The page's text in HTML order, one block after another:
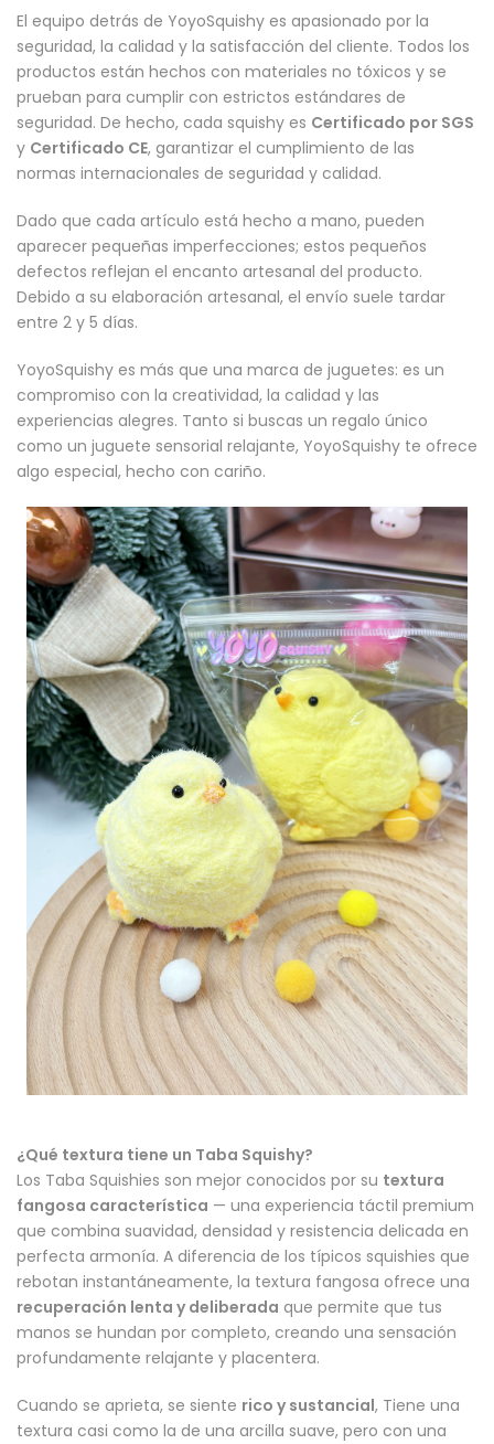
El equipo detrás de YoyoSquishy es apasionado por la
seguridad, la calidad y la satisfacción del cliente. Todos los
productos están hechos con materiales no tóxicos y se
prueban para cumplir con estrictos estándares de
seguridad. De hecho, cada squishy es Certificado por SGS
y Certificado CE, garantizar el cumplimiento de las
normas internacionales de seguridad y calidad.
Dado que cada artículo está hecho a mano, pueden
aparecer pequeñas imperfecciones; estos pequeños
defectos reflejan el encanto artesanal del producto.
Debido a su elaboración artesanal, el envío suele tardar
entre 2 y 5 días.
YoyoSquishy es más que una marca de juguetes: es un
compromiso con la creatividad, la calidad y las
experiencias alegres. Tanto si buscas un regalo único
como un juguete sensorial relajante, YoyoSquishy te ofrece
algo especial, hecho con cariño.
¿Qué textura tiene un Taba Squishy?
Los Taba Squishies son mejor conocidos por su textura
fangosa característica — una experiencia táctil premium
que combina suavidad, densidad y resistencia delicada en
perfecta armonía. A diferencia de los típicos squishies que
rebotan instantáneamente, la textura fangosa ofrece una
recuperación lenta y deliberada que permite que tus
manos se hundan por completo, creando una sensación
profundamente relajante y placentera.
Cuando se aprieta, se siente rico y sustancial, Tiene una
textura casi como la de una arcilla suave, pero con una